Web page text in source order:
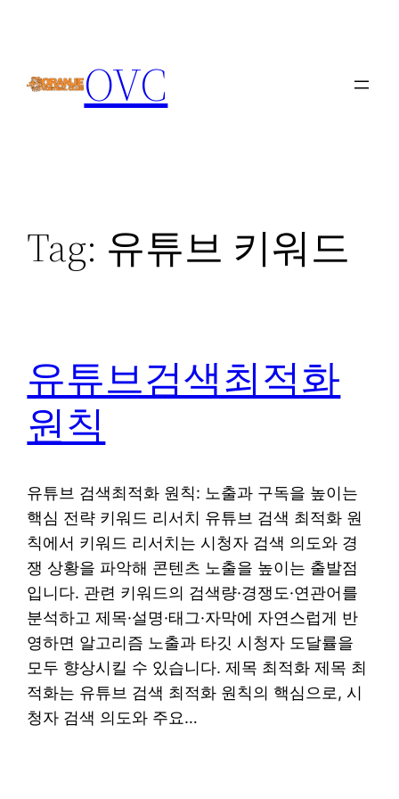
OVC
Tag: 유튜브 키워드
유튜브검색최적화
원칙
유튜브 검색최적화 원칙: 노출과 구독을 높이는
핵심 전략 키워드 리서치 유튜브 검색 최적화 원
칙에서 키워드 리서치는 시청자 검색 의도와 경
쟁 상황을 파악해 콘텐츠 노출을 높이는 출발점
입니다. 관련 키워드의 검색량·경쟁도·연관어를
분석하고 제목·설명·태그·자막에 자연스럽게 반
영하면 알고리즘 노출과 타깃 시청자 도달률을
모두 향상시킬 수 있습니다. 제목 최적화 제목 최
적화는 유튜브 검색 최적화 원칙의 핵심으로, 시
청자 검색 의도와 주요…